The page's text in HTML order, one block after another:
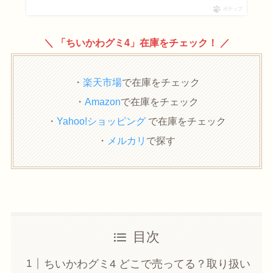
ポチップ
＼ 「ちいかわグミ4」在庫をチェック！ ／
・ 楽天市場で在庫をチェック
・ Amazonで在庫をチェック
・ Yahoo!ショッピング で在庫をチェック
・ メルカリ で探す
目次
ちいかわグミ4 どこで売ってる？取り扱い